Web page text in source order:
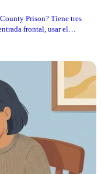
Prison? Tiene tres
frontal, usar el
de la rapidez con la que
más conveniente.